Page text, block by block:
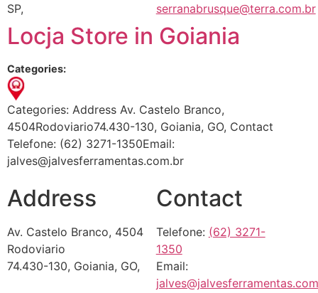
SP,
serranabrusque@terra.com.br
Locja Store in Goiania
Categories:
Categories: Address Av. Castelo Branco,
4504Rodoviario74.430-130, Goiania, GO, Contact
Telefone: (62) 3271-1350Email:
jalves@jalvesferramentas.com.br
Address
Av. Castelo Branco, 4504
Rodoviario
74.430-130, Goiania, GO,
Contact
Telefone: (62) 3271-
1350
Email: